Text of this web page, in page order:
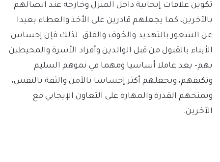
تكوين علاقات إيجابية داخل المنزل وخارجه عند اتصالهم
بالآخرين، كما يجعلهم قادرين على الأخذ والعطاء بعيدا
عن الشعور بالتهديد والخوف والقلق. لذلك فإن إحساس
الأبناء بالقبول من قبل الوالدين وأفراد الأسرة والمحيطين
بهم- يعد عاملا أساسيا ومهما في نموهم السليم
وتكيفهم، ويجعلهم أكثر إحساسا بالأمن والثقة بالنفس،
ويمنحهم القدرة والمهارة على التعاون الإيجابي مع
الآخرين.